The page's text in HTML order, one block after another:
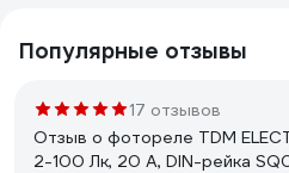
Популярные отзывы
17 отзывов
Отзыв о фотореле TDM
2-100 Лк, 20 А, DIN-рейка